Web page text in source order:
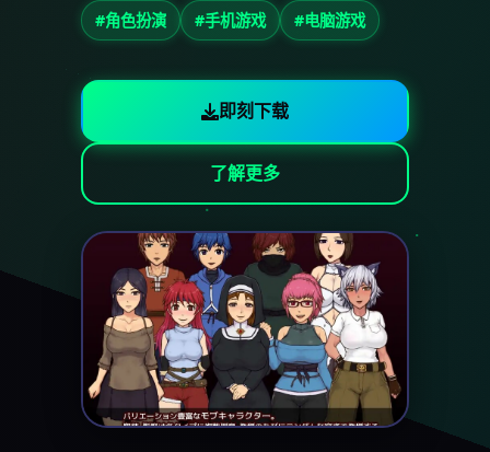
#角色扮演 #手机游戏 #电脑游戏
即刻下载
了解更多